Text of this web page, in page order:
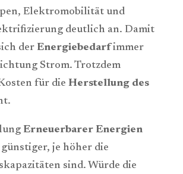
Elektromobilität und
deutlich an. Damit
der Energiebedarfimmer
Strom. Trotzdem
für die Herstellung des
Erneuerbarer Energien
je höher die
sind. Würde die